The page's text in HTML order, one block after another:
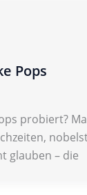
Pops
probiert?
glauben – die